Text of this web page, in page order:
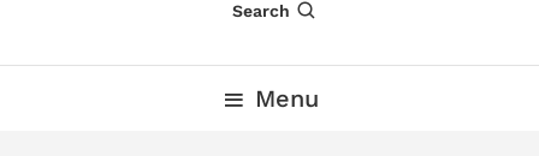
Search
Menu